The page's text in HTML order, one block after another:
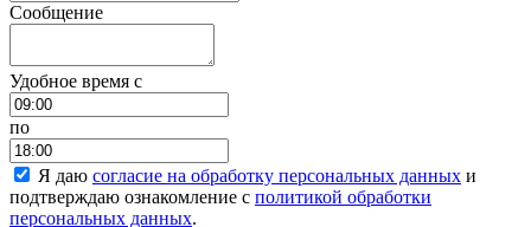
Сообщение
Удобное время c
по
Я даю согласие на обработку персональных данных и
подтверждаю ознакомление с политикой обработки
персональных данных.